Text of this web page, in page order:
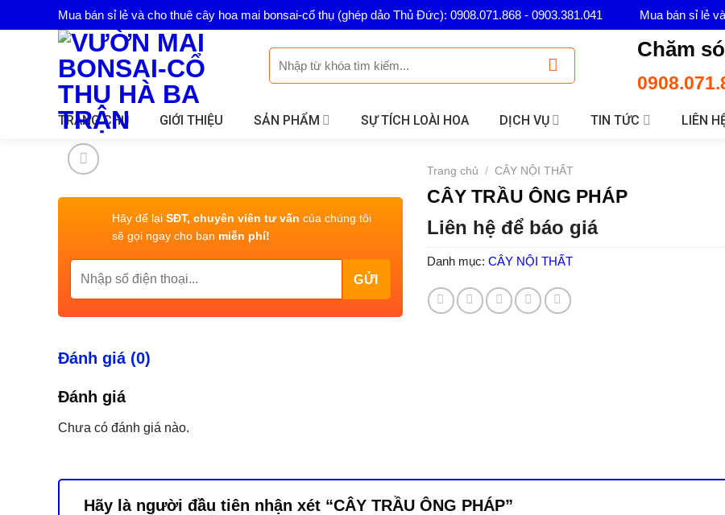
to
Mua bán sỉ lẻ và cho thuê cây hoa mai bonsai-cổ thụ (ghép dảo Thủ Đức): 0908.071.868 - 0903.381.041 Mua bán sỉ lẻ
kiếm:
Chăm
TRANG CHỦ GIỚI THIỆU SẢN PHẨM SỰ TÍCH LOÀI HOA DỊCH VỤ TIN TỨC LIÊN
Hãy để lại SĐT, chuyên viên tư vấn của chúng tôi
sẽ gọi ngay cho bạn miễn phí!
Trang chủ / CÂY NỘI THẤT
CÂY TRẦU ÔNG PHÁP
Liên hệ để báo giá
Danh mục: CÂY NỘI THẤT
Đánh giá (0)
Đánh giá
Chưa có đánh giá nào.
Hãy là người đầu tiên nhận xét “CÂY TRẦU ÔNG PHÁP”